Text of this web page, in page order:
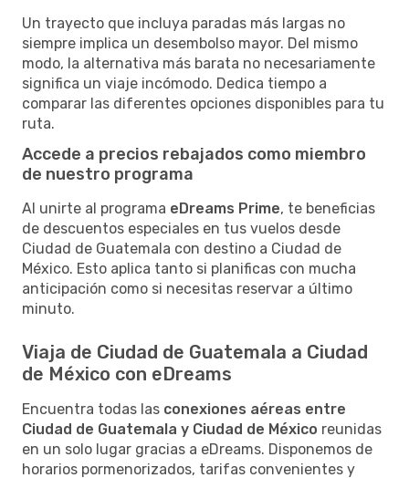
Un trayecto que incluya paradas más largas no
siempre implica un desembolso mayor. Del mismo
modo, la alternativa más barata no necesariamente
significa un viaje incómodo. Dedica tiempo a
comparar las diferentes opciones disponibles para tu
ruta.
Accede a precios rebajados como miembro
de nuestro programa
Al unirte al programa eDreams Prime, te beneficias
de descuentos especiales en tus vuelos desde
Ciudad de Guatemala con destino a Ciudad de
México. Esto aplica tanto si planificas con mucha
anticipación como si necesitas reservar a último
minuto.
Viaja de Ciudad de Guatemala a Ciudad
de México con eDreams
Encuentra todas las conexiones aéreas entre
Ciudad de Guatemala y Ciudad de México reunidas
en un solo lugar gracias a eDreams. Disponemos de
horarios pormenorizados, tarifas convenientes y